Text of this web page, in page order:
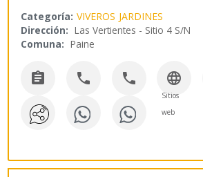
Categoría: VIVEROS JARDINES
Dirección: Las Vertientes - Sitio 4 S/N
Comuna: Paine
   
Sitios
web